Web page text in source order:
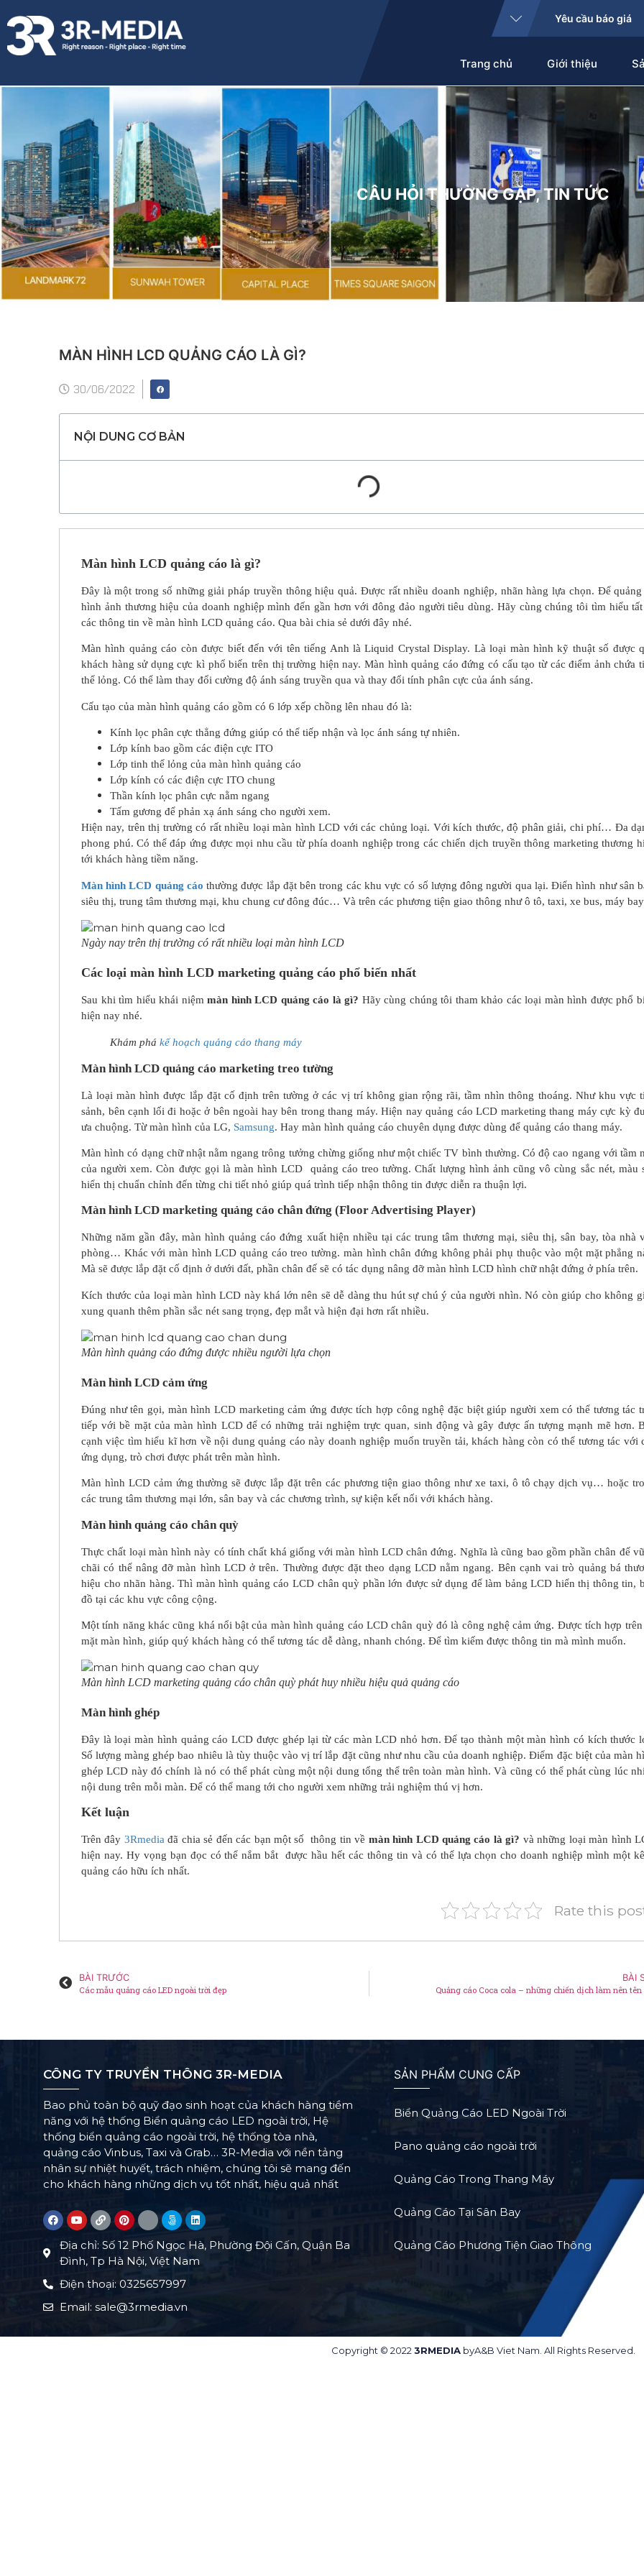
Yêu cầu báo giá
Trang chủ Giới thiệu
CÂU HỎI THƯỜNG GẶP,TIN TỨC
MÀN HÌNH LCD QUẢNG CÁO LÀ GÌ?
30/06/2022
NỘI DUNG CƠ BẢN
Màn hình LCD quảng cáo là gì?
Đây là một trong số những giải pháp truyền thông hiệu quả. Được rất nhiều doanh nghiệp, nhãn hàng lựa chọn. Để quảng
hình ảnh thương hiệu của doanh nghiệp mình đến gần hơn với đông đảo người tiêu dùng. Hãy cùng chúng tôi tìm hiểu tất
các thông tin về màn hình LCD quảng cáo. Qua bài chia sẻ dưới đây nhé.
Màn hình quảng cáo còn được biết đến với tên tiếng Anh là Liquid Crystal Display. Là loại màn hình kỹ thuật số được
khách hàng sử dụng cực kì phổ biến trên thị trường hiện nay. Màn hình quảng cáo đứng có cấu tạo từ các điểm ảnh chứa
thể lỏng. Có thể làm thay đổi cường độ ánh sáng truyền qua và thay đổi tính phân cực của ánh sáng.
Cấu tạo của màn hình quảng cáo gồm có 6 lớp xếp chồng lên nhau đó là:
Kính lọc phân cực thẳng đứng giúp có thể tiếp nhận và lọc ánh sáng tự nhiên.
Lớp kính bao gồm các điện cực ITO
Lớp tinh thể lỏng của màn hình quảng cáo
Lớp kính có các điện cực ITO chung
Thần kính lọc phân cực nằm ngang
Tấm gương để phản xạ ánh sáng cho người xem.
Hiện nay, trên thị trường có rất nhiều loại màn hình LCD với các chủng loại. Với kích thước, độ phân giải, chi phí… Đa
phong phú. Có thể đáp ứng được mọi nhu cầu từ phía doanh nghiệp trong các chiến dịch truyền thông marketing thương
tới khách hàng tiềm năng.
Màn hình LCD quảng cáo thường được lắp đặt bên trong các khu vực có số lượng đông người qua lại. Điển hình như sân
siêu thị, trung tâm thương mại, khu chung cư đông đúc… Và trên các phương tiện giao thông như ô tô, taxi, xe bus, máy
Ngày nay trên thị trường có rất nhiều loại màn hình LCD
Các loại màn hình LCD marketing quảng cáo phổ biến nhất
Sau khi tìm hiểu khái niệmmàn hình LCD quảng cáo là gì? Hãy cùng chúng tôi tham khảo các loại màn hình được phổ
hiện nay nhé.
Khám phá kế hoạch quảng cáo thang máy
Màn hình LCD quảng cáo marketing treo tường
Là loại màn hình được lắp đặt cố định trên tường ở các vị trí không gian rộng rãi, tầm nhìn thông thoáng. Như khu vực
sảnh, bên cạnh lối đi hoặc ở bên ngoài hay bên trong thang máy. Hiện nay quảng cáo LCD marketing thang máy cực kỳ
ưa chuộng. Từ màn hình của LG, Samsung. Hay màn hình quảng cáo chuyên dụng được dùng để quảng cáo thang máy.
Màn hình có dạng chữ nhật nằm ngang trông tưởng chừng giống như một chiếc TV bình thường. Có độ cao ngang với tầm
của người xem. Còn được gọi là màn hình LCD quảng cáo treo tường. Chất lượng hình ảnh cũng vô cùng sắc nét, màu
hiển thị chuẩn chỉnh đến từng chi tiết nhỏ giúp quá trình tiếp nhận thông tin được diễn ra thuận lợi.
Màn hình LCD marketing quảng cáo chân đứng (Floor Advertising Player)
Những năm gần đây, màn hình quảng cáo đứng xuất hiện nhiều tại các trung tâm thương mại, siêu thị, sân bay, tòa nhà
phòng… Khác với màn hình LCD quảng cáo treo tường. màn hình chân đứng không phải phụ thuộc vào một mặt phẳng
Mà sẽ được lắp đặt cố định ở dưới đất, phần chân đế sẽ có tác dụng nâng đỡ màn hình LCD hình chữ nhật đứng ở phía trên.
Kích thước của loại màn hình LCD này khá lớn nên sẽ dễ dàng thu hút sự chú ý của người nhìn. Nó còn giúp cho không
xung quanh thêm phần sắc nét sang trọng, đẹp mắt và hiện đại hơn rất nhiều.
Màn hình quảng cáo đứng được nhiều người lựa chọn
Màn hình LCD cảm ứng
Đúng như tên gọi, màn hình LCD marketing cảm ứng được tích hợp công nghệ đặc biệt giúp người xem có thể tương tác
tiếp với bề mặt của màn hình LCD để có những trải nghiệm trực quan, sinh động và gây được ấn tượng mạnh mẽ hơn.
cạnh việc tìm hiểu kĩ hơn về nội dung quảng cáo này doanh nghiệp muốn truyền tải, khách hàng còn có thể tương tác với
ứng dụng, trò chơi được phát trên màn hình.
Màn hình LCD cảm ứng thường sẽ được lắp đặt trên các phương tiện giao thông như xe taxi, ô tô chạy dịch vụ… hoặc
các trung tâm thương mại lớn, sân bay và các chương trình, sự kiện kết nối với khách hàng.
Màn hình quảng cáo chân quỳ
Thực chất loại màn hình này có tính chất khá giống với màn hình LCD chân đứng. Nghĩa là cũng bao gồm phần chân đế
chãi có thể nâng đỡ màn hình LCD ở trên. Thường được đặt theo dạng LCD nằm ngang. Bên cạnh vai trò quảng bá
hiệu cho nhãn hàng. Thì màn hình quảng cáo LCD chân quỳ phần lớn được sử dụng để làm bảng LCD hiển thị thông tin,
đồ tại các khu vực công cộng.
Một tính năng khác cũng khá nổi bật của màn hình quảng cáo LCD chân quỳ đó là công nghệ cảm ứng. Được tích hợp trên
mặt màn hình, giúp quý khách hàng có thể tương tác dễ dàng, nhanh chóng. Để tìm kiếm được thông tin mà mình muốn.
Màn hình LCD marketing quảng cáo chân quỳ phát huy nhiều hiệu quả quảng cáo
Màn hình ghép
Đây là loại màn hình quảng cáo LCD được ghép lại từ các màn LCD nhỏ hơn. Để tạo thành một màn hình có kích thước
Số lượng màng ghép bao nhiêu là tùy thuộc vào vị trí lắp đặt cũng như nhu cầu của doanh nghiệp. Điểm đặc biệt của màn
ghép LCD này đó chính là nó có thể phát cùng một nội dung tổng thể trên toàn màn hình. Và cũng có thể phát cùng lúc
nội dung trên mỗi màn. Để có thể mang tới cho người xem những trải nghiệm thú vị hơn.
Kết luận
Trên đây 3Rmediađã chia sẻ đến các bạn một số thông tin về màn hình LCD quảng cáo là gì? và những loại màn hình
hiện nay. Hy vọng bạn đọc có thể nắm bắt được hầu hết các thông tin và có thể lựa chọn cho doanh nghiệp mình một
quảng cáo hữu ích nhất.
Rate this
BÀI TRƯỚC
Các mẫu quảng cáo LED ngoài trời đẹp
BÀI
Quảng cáo Coca cola – những chiến dịch làm nên tên
CÔNG TY TRUYỀN THÔNG 3R-MEDIA
Bao phủ toàn bộ quỹ đạo sinh hoạt của khách hàng tiềm
năng với hệ thống Biển quảng cáo LED ngoài trời, Hệ
thống biển quảng cáo ngoài trời, hệ thống tòa nhà,
quảng cáo Vinbus, Taxi và Grab… 3R-Media với nền tảng
nhân sự nhiệt huyết, trách nhiệm, chúng tôi sẽ mang đến
cho khách hàng những dịch vụ tốt nhất, hiệu quả nhất
Địa chỉ: Số 12 Phố Ngọc Hà, Phường Đội Cấn, Quận Ba
Đình, Tp Hà Nội, Việt Nam
Điện thoại: 0325657997
Email: sale@3rmedia.vn
SẢN PHẨM CUNG CẤP
Biển Quảng Cáo LED Ngoài Trời
Pano quảng cáo ngoài trời
Quảng Cáo Trong Thang Máy
Quảng Cáo Tại Sân Bay
Quảng Cáo Phương Tiện Giao Thông
Copyright © 2022 3RMEDIAbyA&B Viet Nam . All Rights Reserved.